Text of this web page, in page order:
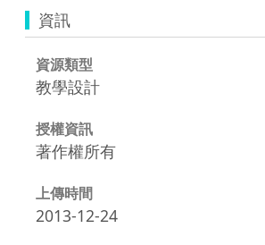
資訊
資源類型
教學設計
授權資訊
著作權所有
上傳時間
2013-12-24